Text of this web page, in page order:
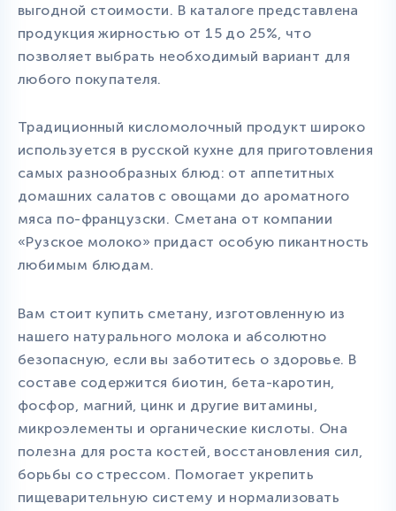
выгодной стоимости. В каталоге представлена
продукция жирностью от 15 до 25%, что
позволяет выбрать необходимый вариант для
любого покупателя.
Традиционный кисломолочный продукт широко
используется в русской кухне для приготовления
самых разнообразных блюд: от аппетитных
домашних салатов с овощами до ароматного
мяса по-французски. Сметана от компании
«Рузское молоко» придаст особую пикантность
любимым блюдам.
Вам стоит купить сметану, изготовленную из
нашего натурального молока и абсолютно
безопасную, если вы заботитесь о здоровье. В
составе содержится биотин, бета-каротин,
фосфор, магний, цинк и другие витамины,
микроэлементы и органические кислоты. Она
полезна для роста костей, восстановления сил,
борьбы со стрессом. Помогает укрепить
пищеварительную систему и нормализовать